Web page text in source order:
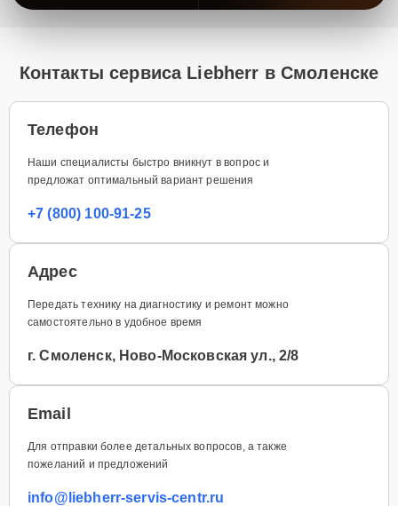
Контакты сервиса Liebherr в Смоленске
Телефон
Наши специалисты быстро вникнут в вопрос и
предложат оптимальный вариант решения
+7 (800) 100-91-25
Адрес
Передать технику на диагностику и ремонт можно
самостоятельно в удобное время
г. Смоленск, Ново-Московская ул., 2/8
Email
Для отправки более детальных вопросов, а также
пожеланий и предложений
info@liebherr-servis-centr.ru